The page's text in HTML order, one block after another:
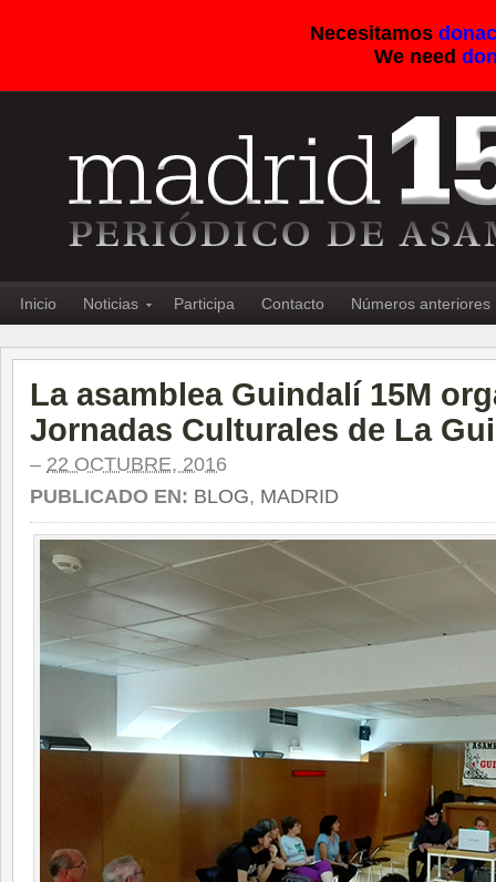
Necesitamos
We need
Inicio Noticias Participa Contacto Números anteriores
La asamblea Guindalí 15M
Jornadas Culturales de La
– 22 OCTUBRE, 2016
PUBLICADO EN: BLOG, MADRID